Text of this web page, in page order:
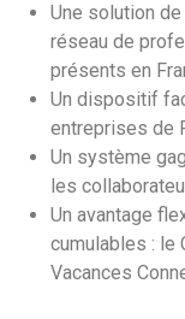
Une solution
réseau de
présents en
Un dispositif
entreprises de
Un système
les
Un avantage
cumulables : le
Vacances